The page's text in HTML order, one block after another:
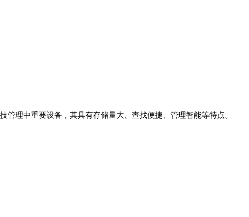
理中重要设备，其具有存储量大、查找便捷、管理智能等特点。